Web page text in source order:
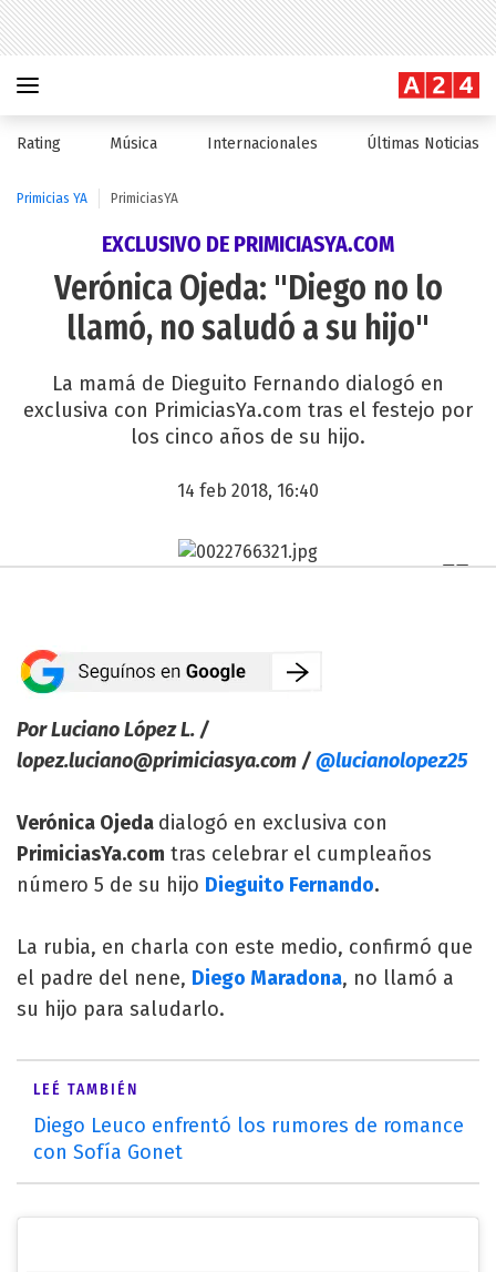
Rating Música Internacionales Últimas Noticias
Primicias YA PrimiciasYA
EXCLUSIVO DE PRIMICIASYA.COM
Verónica Ojeda: "Diego no lo
llamó, no saludó a su hijo"
La mamá de Dieguito Fernando dialogó en
exclusiva con PrimiciasYa.com tras el festejo por
los cinco años de su hijo.
14 feb 2018, 16:40
Por Luciano López L. /
lopez.luciano@primiciasya.com /@lucianolopez25
Verónica Ojeda dialogó en exclusiva con
PrimiciasYa.com tras celebrar el cumpleaños
número 5 de su hijo Dieguito Fernando.
La rubia, en charla con este medio, confirmó que
el padre del nene, Diego Maradona, no llamó a
su hijo para saludarlo.
LEÉ TAMBIÉN
Diego Leuco enfrentó los rumores de romance
con Sofía Gonet